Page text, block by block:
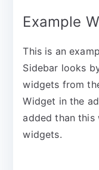
Example
This is an
Sidebar looks
widgets from
Widget in the
added than this
widgets.